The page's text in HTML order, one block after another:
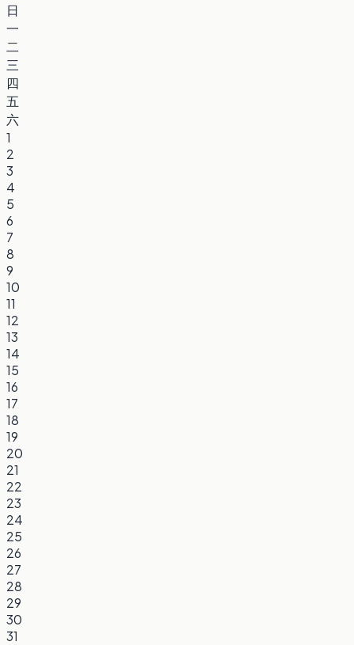
日
一
二
三
四
五
六
1
2
3
4
5
6
7
8
9
10
11
12
13
14
15
16
17
18
19
20
21
22
23
24
25
26
27
28
29
30
31